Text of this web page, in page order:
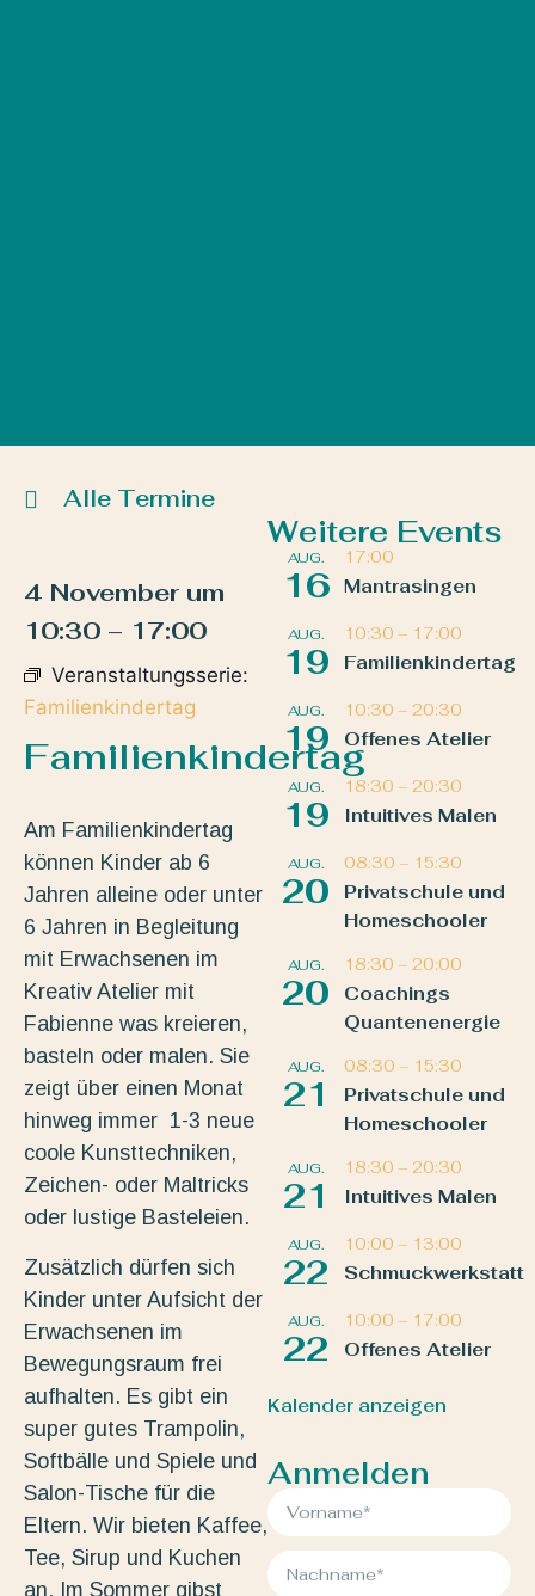
Alle Termine
4 November um
10:30 – 17:00
Veranstaltungsserie:
Familienkindertag
Familienkindertag
Am Familienkindertag
können Kinder ab 6
Jahren alleine oder unter
6 Jahren in Begleitung
mit Erwachsenen im
Kreativ Atelier mit
Fabienne was kreieren,
basteln oder malen. Sie
zeigt über einen Monat
hinweg immer 1-3 neue
coole Kunsttechniken,
Zeichen- oder Maltricks
oder lustige Basteleien.
Zusätzlich dürfen sich
Kinder unter Aufsicht der
Erwachsenen im
Bewegungsraum frei
aufhalten. Es gibt ein
super gutes Trampolin,
Softbälle und Spiele und
Salon-Tische für die
Eltern. Wir bieten Kaffee,
Tee, Sirup und Kuchen
an. Im Sommer gibst
Weitere Events
AUG.
16
17:00
Mantrasingen
AUG.
19
10:30 – 17:00
Familienkindertag
AUG.
19
10:30 – 20:30
Offenes Atelier
AUG.
19
18:30 – 20:30
Intuitives Malen
AUG.
20
08:30 – 15:30
Privatschule und
Homeschooler
AUG.
20
18:30 – 20:00
Coachings
Quantenenergie
AUG.
21
08:30 – 15:30
Privatschule und
Homeschooler
AUG.
21
18:30 – 20:30
Intuitives Malen
AUG.
22
10:00 – 13:00
Schmuckwerkstatt
AUG.
22
10:00 – 17:00
Offenes Atelier
Kalender anzeigen
Anmelden